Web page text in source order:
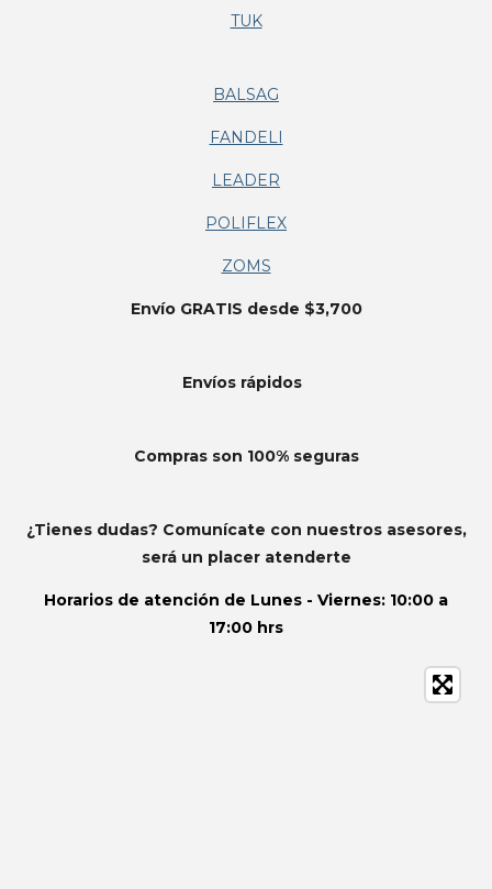
TUK
BALSAG
FANDELI
LEADER
POLIFLEX
ZOMS
Envío GRATIS desde $3,700
Envíos rápidos
Compras son 100% seguras
¿Tienes dudas? Comunícate con nuestros asesores,
será un placer atenderte
Horarios de atención de Lunes - Viernes: 10:00 a
17:00 hrs